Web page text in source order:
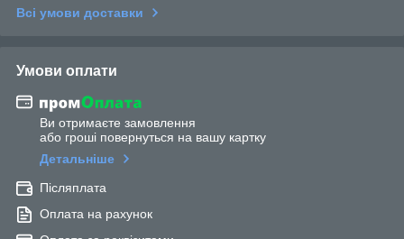
Всі умови доставки
Умови оплати
Ви отримаєте замовлення
або гроші повернуться на вашу картку
Детальніше
Післяплата
Оплата на рахунок